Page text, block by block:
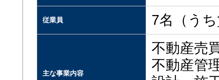
従業員 7名（う
主な事業内容
不動産売
不動産管